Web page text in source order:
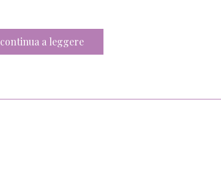
continua a leggere